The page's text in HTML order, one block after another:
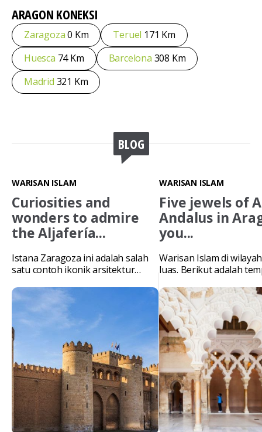
ARAGON KONEKSI
Zaragoza0 Km Teruel 171 Km
Huesca 74 Km Barcelona 308 Km
Madrid 321 Km
BLOG
WARISAN ISLAM
Curiosities and
wonders to admire
the Aljafería...
Istana Zaragoza ini adalah salah
satu contoh ikonik arsitektur
dikunjungi saat Anda berkunjung
ke Aragon.
WARISAN ISLAM
Five jewels of
Andalus in
you...
Warisan Islam di
luas. Berikut adalah